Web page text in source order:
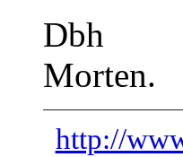
Dbh
Morten.
http://